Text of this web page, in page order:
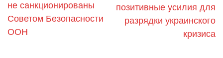
не санкционированы
Советом Безопасности
ООН
позитивные усилия для
разрядки украинского
кризиса